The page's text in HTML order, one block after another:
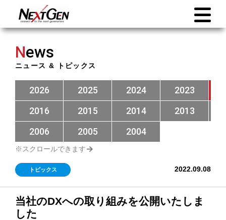
News
ニュース & トピックス
2026 2025 2024 2023
2016
2015 2014 2013
2006
2005 2004
トピックス 2022.09.08
当社のDXへの取り組みを公開いたしま
した